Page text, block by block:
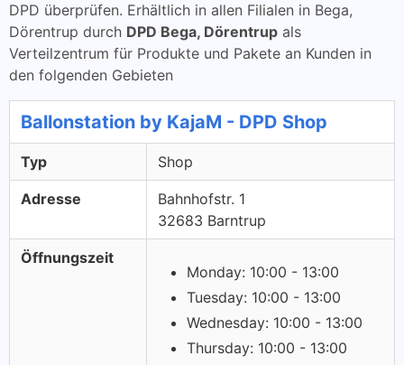
DPD überprüfen. Erhältlich in allen Filialen in Bega,
Dörentrup durch DPD Bega, Dörentrup als
Verteilzentrum für Produkte und Pakete an Kunden in
den folgenden Gebieten
Ballonstation by KajaM - DPD Shop
Typ Shop
Adresse
Bahnhofstr. 1
32683 Barntrup
Öffnungszeit
Monday: 10:00 - 13:00
Tuesday: 10:00 - 13:00
Wednesday: 10:00 - 13:00
Thursday: 10:00 - 13:00